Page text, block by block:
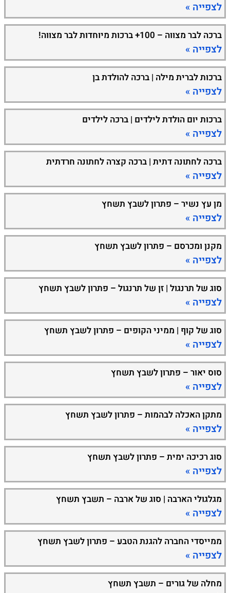
לצפייה »
ברכה לבר מצווה – 100+ ברכות מיוחדות לבר מצווה!
לצפייה »
ברכות לברית מילה | ברכה להולדת בן
לצפייה »
ברכות יום הולדת לילדים | ברכה לילדים
לצפייה »
ברכה לחתונה דתית | ברכה קצרה לחתונה חרדתית
לצפייה »
מן עץ נשיר – פתרון לשבץ תשחץ
לצפייה »
מקנן ומכרסם – פתרון לשבץ תשחץ
לצפייה »
סוג של תרנגול | זן של תרנגול – פתרון לשבץ תשחץ
לצפייה »
סוג של קוף | ממיני הקופים – פתרון לשבץ תשחץ
לצפייה »
סוס יאור – פתרון לשבץ תשחץ
לצפייה »
מתקן האכלה לבהמות – פתרון לשבץ תשחץ
לצפייה »
סוג רכיכה ימית – פתרון לשבץ תשחץ
לצפייה »
מגלגולי הארבה | סוג של ארבה – תשבץ תשחץ
לצפייה »
ממייסדי החברה להגנת הטבע – פתרון לשבץ תשחץ
לצפייה »
מחלה של גורים – תשבץ תשחץ